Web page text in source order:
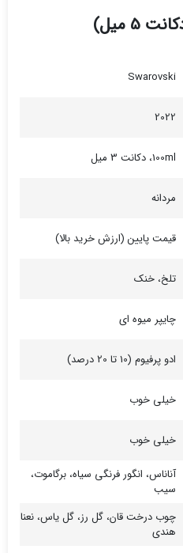
میل)
Swarovski
2022
100ml، دکانت 3 میل
مردانه
قیمت پایین (ارزش خرید بالا)
تلخ، خنک
چایپر میوه ای
ادو پرفیوم (10 تا 20 درصد)
خیلی خوب
خیلی خوب
آناناس، انگور فرنگی سیاه، برگاموت،
سیب
چوب درخت قان، گل رز، گل یاس، نعنا
هندی